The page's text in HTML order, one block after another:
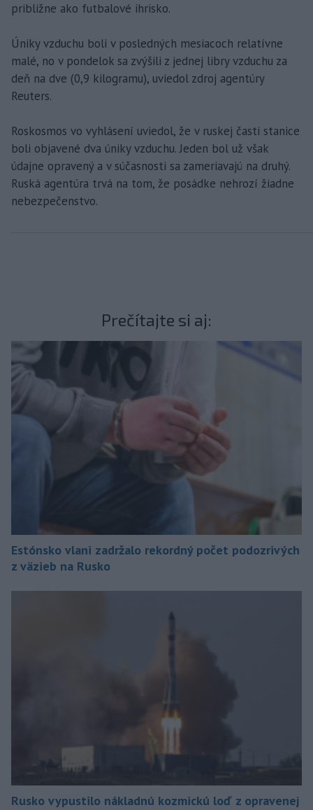
približne ako futbalové ihrisko.
Úniky vzduchu boli v posledných mesiacoch relatívne
malé, no v pondelok sa zvýšili z jednej libry vzduchu za
deň na dve (0,9 kilogramu), uviedol zdroj agentúry
Reuters.
Roskosmos vo vyhlásení uviedol, že v ruskej časti stanice
boli objavené dva úniky vzduchu. Jeden bol už však
údajne opravený a v súčasnosti sa zameriavajú na druhý.
Ruská agentúra trvá na tom, že posádke nehrozí žiadne
nebezpečenstvo.
Prečítajte si aj:
Estónsko vlani zadržalo rekordný počet podozrivých
z väzieb na Rusko
Rusko vypustilo nákladnú kozmickú loď z opravenej